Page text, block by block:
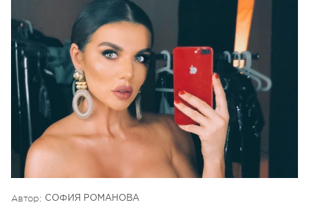
Автор: СОФИЯ РОМАНОВА